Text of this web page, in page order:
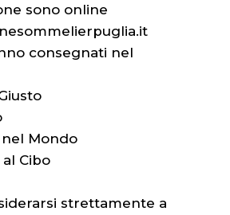
sono online
consegnati nel
nel Mondo
Cibo
strettamente a